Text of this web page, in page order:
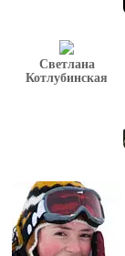
Светлана
Котлубинская